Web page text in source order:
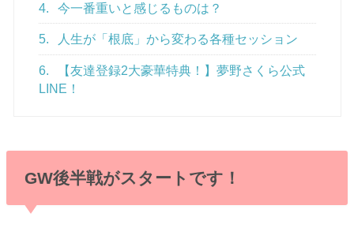
4. 今一番重いと感じるものは？
5. 人生が「根底」から変わる各種セッション
6.
【友達登録2大豪華特典！】夢野さくら公式
LINE！
GW後半戦がスタートです！